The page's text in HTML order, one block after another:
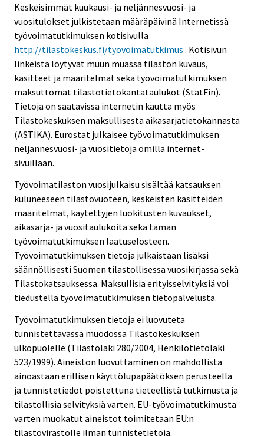
Keskeisimmät kuukausi- ja neljännesvuosi- ja
vuositulokset julkistetaan määräpäivinä Internetissä
työvoimatutkimuksen kotisivulla
http://tilastokeskus.fi/tyovoimatutkimus . Kotisivun
linkeistä löytyvät muun muassa tilaston kuvaus,
käsitteet ja määritelmät sekä työvoimatutkimuksen
maksuttomat tilastotietokantataulukot (StatFin).
Tietoja on saatavissa internetin kautta myös
Tilastokeskuksen maksullisesta aikasarjatietokannasta
(ASTIKA). Eurostat julkaisee työvoimatutkimuksen
neljännesvuosi- ja vuositietoja omilla internet-
sivuillaan.
Työvoimatilaston vuosijulkaisu sisältää katsauksen
kuluneeseen tilastovuoteen, keskeisten käsitteiden
määritelmät, käytettyjen luokitusten kuvaukset,
aikasarja- ja vuositaulukoita sekä tämän
työvoimatutkimuksen laatuselosteen.
Työvoimatutkimuksen tietoja julkaistaan lisäksi
säännöllisesti Suomen tilastollisessa vuosikirjassa sekä
Tilastokatsauksessa. Maksullisia erityisselvityksiä voi
tiedustella työvoimatutkimuksen tietopalvelusta.
Työvoimatutkimuksen tietoja ei luovuteta
tunnistettavassa muodossa Tilastokeskuksen
ulkopuolelle (Tilastolaki 280/2004, Henkilötietolaki
523/1999). Aineiston luovuttaminen on mahdollista
ainoastaan erillisen käyttölupapäätöksen perusteella
ja tunnistetiedot poistettuna tieteellistä tutkimusta ja
tilastollisia selvityksiä varten. EU-työvoimatutkimusta
varten muokatut aineistot toimitetaan EU:n
tilastovirastolle ilman tunnistetietoja.